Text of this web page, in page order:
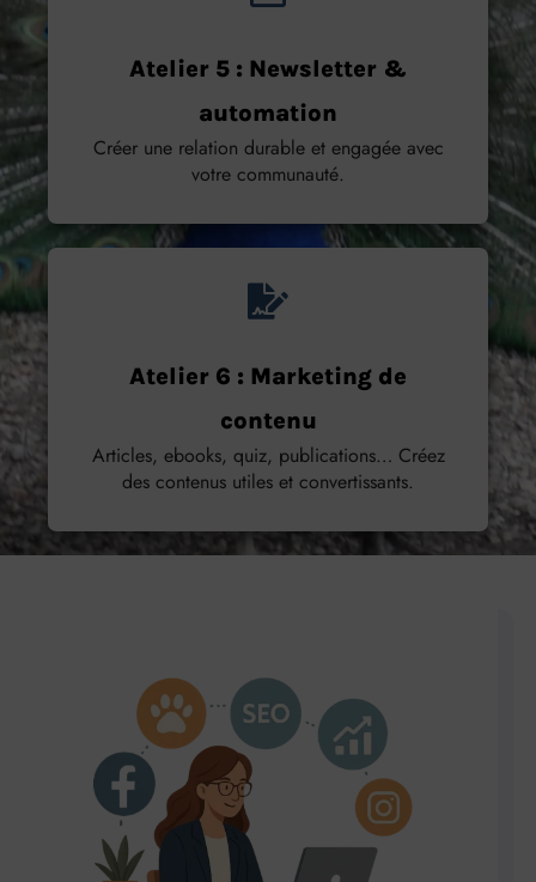
Atelier 5 : Newsletter &
automation
Créer une relation durable et engagée avec
votre communauté.
Atelier 6 : Marketing de
contenu
Articles, ebooks, quiz, publications… Créez
des contenus utiles et convertissants.